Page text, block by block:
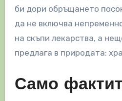
би дори обръщането
да не включва
на скъпи лекарства, а
предлага в природата:
Само